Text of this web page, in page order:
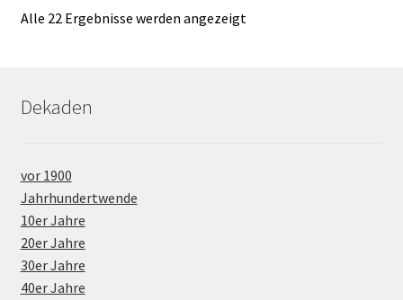
Alle 22 Ergebnisse werden angezeigt
Dekaden
vor 1900
Jahrhundertwende
10er Jahre
20er Jahre
30er Jahre
40er Jahre